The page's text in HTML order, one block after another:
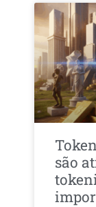
são